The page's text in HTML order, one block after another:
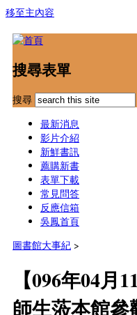
移至主內容
搜尋表單
搜尋
最新消息
影片介紹
新鮮書訊
薦購新書
表單下載
常見問答
反應信箱
吳鳳首頁
圖書館大事紀 >
【096年04月
師生蒞本館參